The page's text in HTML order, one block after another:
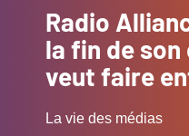
Radio
la fin de
veut faire
La vie des médias